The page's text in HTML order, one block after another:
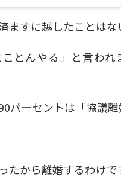
ますに越したことはな
ことんやる」と言わ
パーセントは「協議離
たから離婚するわけで